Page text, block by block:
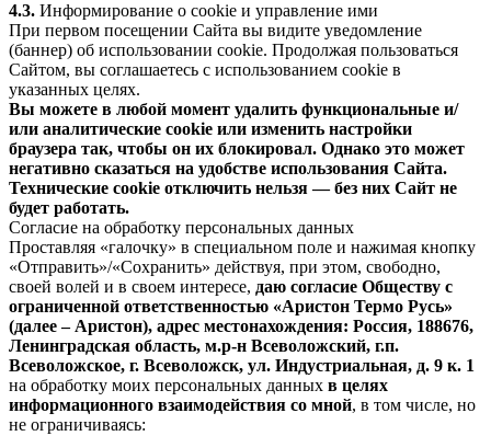
4.3. Информирование о cookie и управление ими
При первом посещении Сайта вы видите уведомление
(баннер) об использовании cookie. Продолжая пользоваться
Сайтом, вы соглашаетесь с использованием cookie в
указанных целях.
Вы можете в любой момент удалить функциональные и/
или аналитические cookie или изменить настройки
браузера так, чтобы он их блокировал. Однако это может
негативно сказаться на удобстве использования Сайта.
Технические cookie отключить нельзя — без них Сайт не
будет работать.
Согласие на обработку персональных данных
Проставляя «галочку» в специальном поле и нажимая кнопку
«Отправить»/«Сохранить» действуя, при этом, свободно,
своей волей и в своем интересе, даю согласие Обществу с
ограниченной ответственностью «Аристон Термо Русь»
(далее – Аристон), адрес местонахождения: Россия, 188676,
Ленинградская область, м.р-н Всеволожский, г.п.
Всеволожское, г. Всеволожск, ул. Индустриальная, д. 9 к. 1
на обработку моих персональных данных в целях
информационного взаимодействия со мной, в том числе, но
не ограничиваясь: